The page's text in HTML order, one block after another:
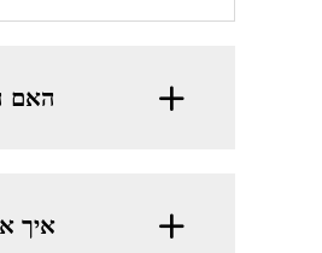
האם
איך